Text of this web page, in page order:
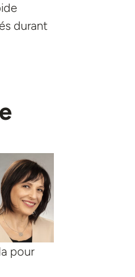
durant
pour